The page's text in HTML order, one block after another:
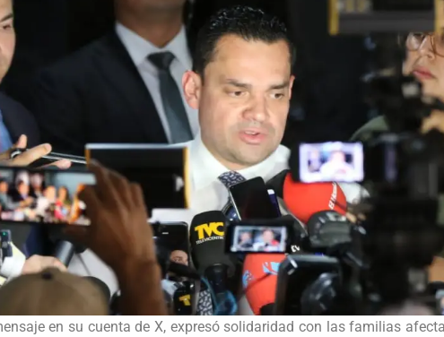
en su cuenta de X, expresó solidaridad con las familias